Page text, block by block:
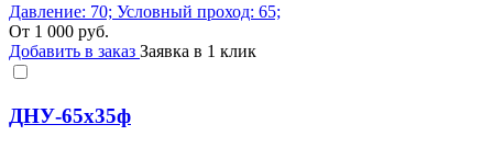
Давление: 70; Условный проход: 65;
От 1 000 руб.
Добавить в заказ Заявка в 1 клик
ДНУ-65х35ф